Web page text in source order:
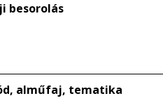
besorolás
alműfaj, tematika